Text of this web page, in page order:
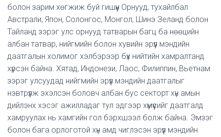
болон зарим хөгжиж буй гишүүн Орнууд, тухайлбал
Австрали, Япон, Солонгос, Монгол, Шинэ Зеланд болон
Тайланд зэрэг улс орнууд татварын багц ба нөөцийн
албан татвар, нийгмийн болон хувийн эрүүл мэндийн
даатгалын холимог хэлбэрээр бүх нийтийн хамралтанд
хүрсэн байна. Хятад, Индонези, Лаос, Филиппин, Вьетнам
зэрэг улсуудад нийгмийн эрүүл мэндийн даатгалыг
нэвтрүүлж эхэлсэн боловч албан бус секторт хүн амын
дийлэнх хэсэг ажилладаг тул эдгээр хүмүүсийг даатгалд
хамруулах нь хамгийн гол бэрхшээл болж байна. Эмзэг
болон бага орлоготой хүн амд чиглэсэн эрүүл мэндийн